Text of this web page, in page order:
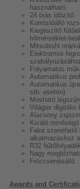
használható.
24 órás időzítő
Korrózióálló
Kiegészítő
hőmérséklet-
Mitsubishi
Elektromos
Folyamatos
Automatikus
Automatikus
stb. esetén)
Mosható
Világos digitális
Alacsony
Kiváló
Falra
alkalmazáshoz
R32
Nagy
Fröccsenésálló
Awards and